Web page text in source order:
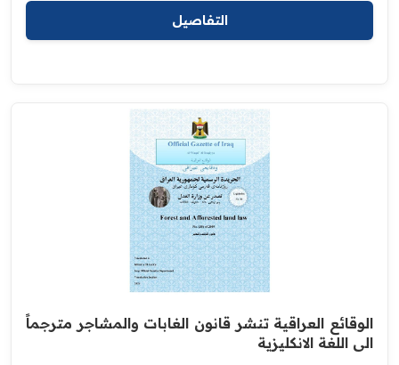
التفاصيل
الوقائع العراقية تنشر قانون الغابات والمشاجر مترجماً
الى اللغة الانكليزية